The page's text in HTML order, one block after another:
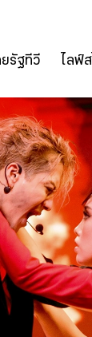
ยรัฐทีวี ไลฟ์